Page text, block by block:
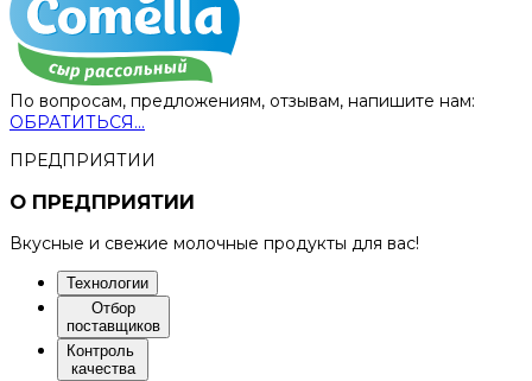
По вопросам, предложениям, отзывам, напишите нам:
ОБРАТИТЬСЯ...
ПРЕДПРИЯТИИ
О ПРЕДПРИЯТИИ
Вкусные и свежие молочные продукты для вас!
Технологии
Отбор
поставщиков
Контроль
качества